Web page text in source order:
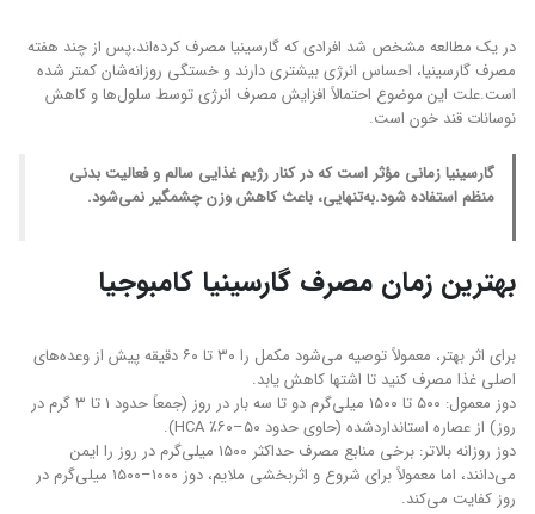
در یک مطالعه مشخص شد افرادی که گارسینیا مصرف کرده‌اند،پس از چند هفته
مصرف گارسینیا، احساس انرژی بیشتری دارند و خستگی روزانه‌شان کمتر شده
است.علت این موضوع احتمالاً افزایش مصرف انرژی توسط سلول‌ها و کاهش
نوسانات قند خون است.
گارسینیا زمانی مؤثر است که در کنار رژیم غذایی سالم و فعالیت بدنی
منظم استفاده شود.به‌تنهایی، باعث کاهش وزن چشمگیر نمی‌شود.
بهترین زمان مصرف گارسینیا کامبوجیا
برای اثر بهتر، معمولاً توصیه می‌شود مکمل را ۳۰ تا ۶۰ دقیقه پیش از وعده‌های
اصلی غذا مصرف کنید تا اشتها کاهش یابد.
دوز معمول: ۵۰۰ تا ۱۵۰۰ میلی‌گرم دو تا سه بار در روز (جمعاً حدود ۱ تا ۳ گرم در
روز) از عصاره استانداردشده (حاوی حدود ۵۰–۶۰٪ HCA).
دوز روزانه بالاتر: برخی منابع مصرف حداکثر ۱۵۰۰ میلی‌گرم در روز را ایمن
می‌دانند، اما معمولاً برای شروع و اثربخشی ملایم، دوز ۱۰۰۰–۱۵۰۰ میلی‌گرم در
روز کفایت می‌کند.